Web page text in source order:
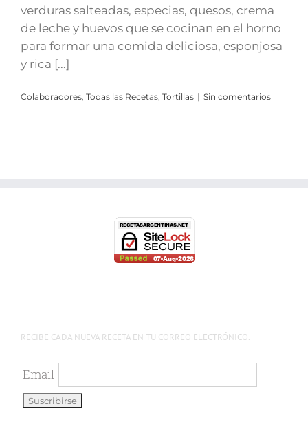
verduras salteadas, especias, quesos, crema
de leche y huevos que se cocinan en el horno
para formar una comida deliciosa, esponjosa
y rica [...]
Colaboradores Todas las Recetas Tortillas | Sin comentarios
RECIBE CADA NUEVA RECETA EN TU CORREO ELECTRÓNICO.
Email